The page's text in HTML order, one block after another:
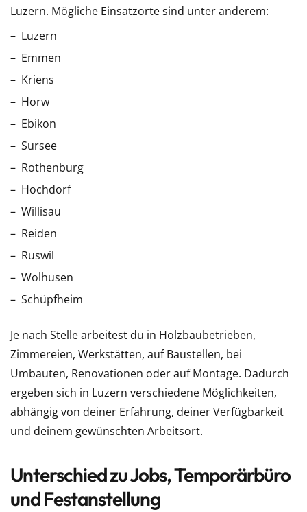
Luzern. Mögliche Einsatzorte sind unter anderem:
Luzern
Emmen
Kriens
Horw
Ebikon
Sursee
Rothenburg
Hochdorf
Willisau
Reiden
Ruswil
Wolhusen
Schüpfheim
Je nach Stelle arbeitest du in Holzbaubetrieben,
Zimmereien, Werkstätten, auf Baustellen, bei
Umbauten, Renovationen oder auf Montage. Dadurch
ergeben sich in Luzern verschiedene Möglichkeiten,
abhängig von deiner Erfahrung, deiner Verfügbarkeit
und deinem gewünschten Arbeitsort.
Unterschied zu Jobs, Temporärbüro
und Festanstellung